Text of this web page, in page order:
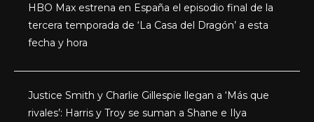
HBO Max estrena en España el episodio final de la
tercera temporada de ‘La Casa del Dragón’ a esta
fecha y hora
Justice Smith y Charlie Gillespie llegan a ‘Más que
rivales’: Harris y Troy se suman a Shane e Ilya